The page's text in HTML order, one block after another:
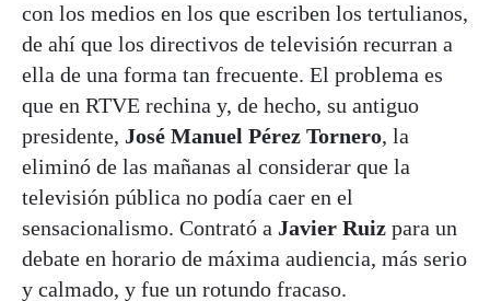
con los medios en los que escriben los tertulianos,
de ahí que los directivos de televisión recurran a
ella de una forma tan frecuente. El problema es
que en RTVE rechina y, de hecho, su antiguo
presidente, José Manuel Pérez Tornero, la
eliminó de las mañanas al considerar que la
televisión pública no podía caer en el
sensacionalismo. Contrató a Javier Ruiz para un
debate en horario de máxima audiencia, más serio
y calmado, y fue un rotundo fracaso.